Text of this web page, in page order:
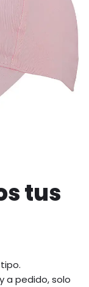
tus
a pedido, solo